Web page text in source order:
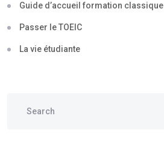
Guide d’accueil formation classique
Passer le TOEIC
La vie étudiante